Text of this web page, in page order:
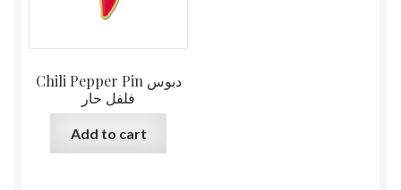
Chili Pepper Pin دبوس
فلفل حار
Add to cart